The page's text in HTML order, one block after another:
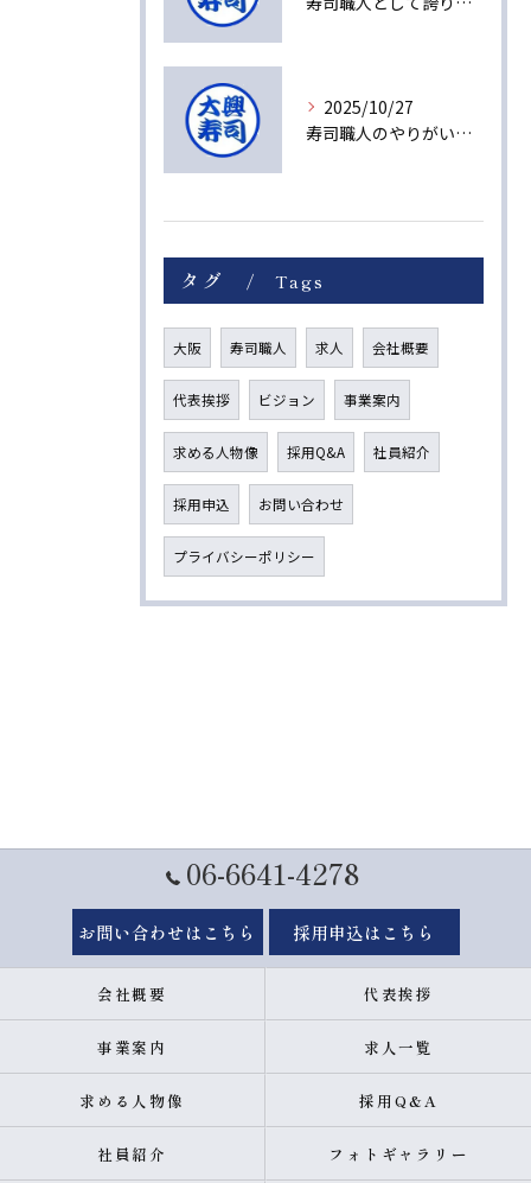
2025/10/27
寿司職人のやりがいと未来への成長ストーリー
タグ Tags
大阪 寿司職人 求人 会社概要
代表挨拶 ビジョン 事業案内
求める人物像 採用Q&A 社員紹介
採用申込 お問い合わせ
プライバシーポリシー
06-6641-4278
お問い合わせはこちら 採用申込はこちら
会社概要 代表挨拶
事業案内 求人一覧
求める人物像 採用Q&A
社員紹介 フォトギャラリー